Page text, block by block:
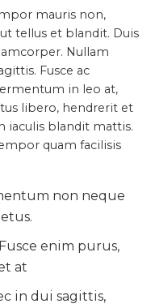
mauris non,
tellus et blandit. Duis
Nullam
Fusce ac
in leo at,
libero, hendrerit et
iaculis blandit mattis.
quam facilisis
non neque
enim purus,
at
in dui sagittis,